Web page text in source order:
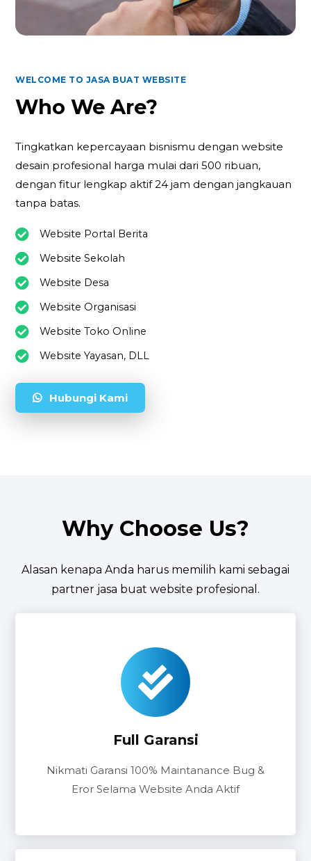
WELCOME TO JASA BUAT WEBSITE
Who We Are?
Tingkatkan kepercayaan bisnismu dengan website
desain profesional harga mulai dari 500 ribuan,
dengan fitur lengkap aktif 24 jam dengan jangkauan
tanpa batas.
Website Portal Berita
Website Sekolah
Website Desa
Website Organisasi
Website Toko Online
Website Yayasan, DLL
Hubungi Kami
Why Choose Us?
Alasan kenapa Anda harus memilih kami sebagai
partner jasa buat website profesional.
Full Garansi
Nikmati Garansi 100% Maintanance Bug &
Eror Selama Website Anda Aktif